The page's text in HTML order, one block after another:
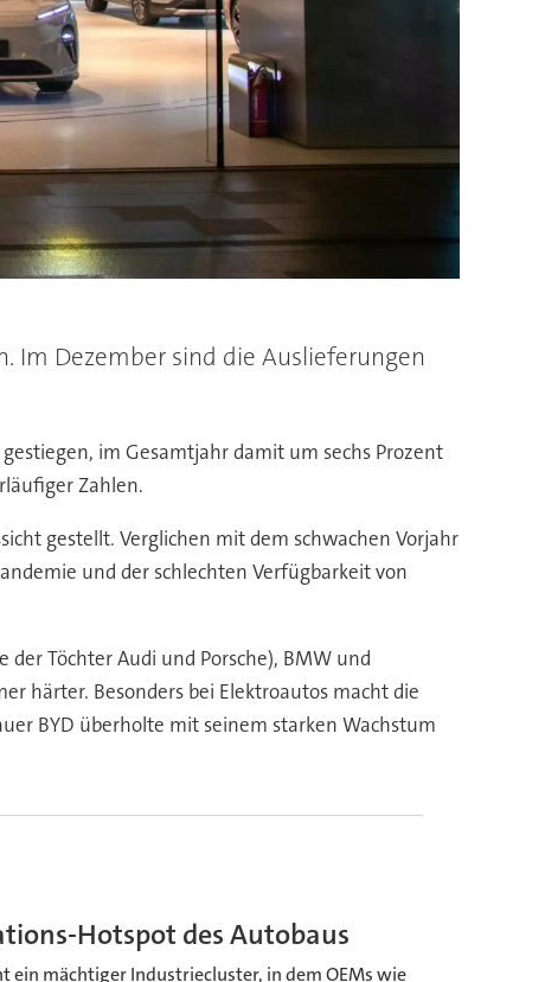
Dezember sind die Auslieferungen
im Gesamtjahr damit um sechs Prozent
Zahlen.
gestellt. Verglichen mit dem schwachen Vorjahr
und der schlechten Verfügbarkeit von
Töchter Audi und Porsche), BMW und
härter. Besonders bei Elektroautos macht die
BYD überholte mit seinem starken Wachstum
Hotspot des Autobaus
ein mächtiger Industriecluster, in dem OEMs wie